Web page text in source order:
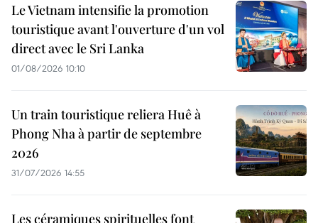
Le Vietnam intensifie la promotion
touristique avant l'ouverture d'un vol
direct avec le Sri Lanka
01/08/2026 10:10
Un train touristique reliera Huê à
Phong Nha à partir de septembre
2026
31/07/2026 14:55
Les céramiques spirituelles font